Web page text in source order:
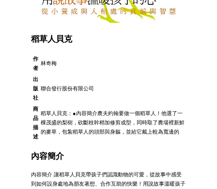
稻草人貝克
作
者
林奇梅
出
版
社
聯合發行股份有限公司
商
品
描
述
稻草人貝克：●內容簡介農夫約翰要做一個稻草人！他選了一
棵茂盛的梨樹，砍斷枝幹稍加修剪成型，同時取了農場裡新鮮
的麥草，包紮稻草人的頭部與身軀，並給它戴上較為寬邊的
內容簡介
內容簡介 讓稻草人貝克帶孩子們認識動物的可愛，從故事中感受
到如何設身處地為朋友著想、合作互助的快樂！用說故事溫暖孩子